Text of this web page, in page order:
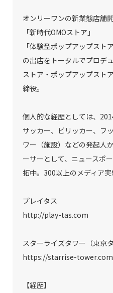
オンリーワンの新業態店舗
「新時代OMOストア」
「体験型ポップアップストア
の出店をトータルでプロデ
ストア・ポップアップスト
締役。
個人的な経歴としては、
サッカー、ビリッカー、フ
ワー（施設）などの発起人
ーサーとして、ニュースポ
拓中。300以上のメディア実
プレイタス
http://play-tas.com
スターライズタワー（東京
https://starrise-
【経歴】